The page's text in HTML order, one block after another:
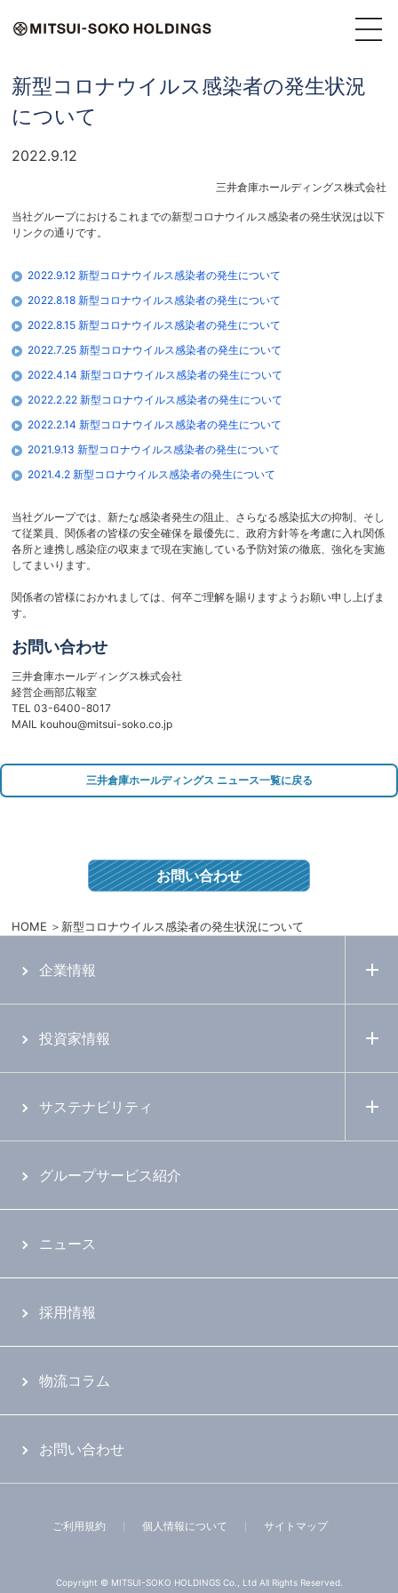
新型コロナウイルス感染者の発生状況
について
2022.9.12
三井倉庫ホールディングス株式会社
当社グループにおけるこれまでの新型コロナウイルス感染者の発生状況は以下
リンクの通りです。
2022.9.12 新型コロナウイルス感染者の発生について
2022.8.18 新型コロナウイルス感染者の発生について
2022.8.15 新型コロナウイルス感染者の発生について
2022.7.25 新型コロナウイルス感染者の発生について
2022.4.14 新型コロナウイルス感染者の発生について
2022.2.22 新型コロナウイルス感染者の発生について
2022.2.14 新型コロナウイルス感染者の発生について
2021.9.13 新型コロナウイルス感染者の発生について
2021.4.2 新型コロナウイルス感染者の発生について
当社グループでは、新たな感染者発生の阻止、さらなる感染拡大の抑制、そし
て従業員、関係者の皆様の安全確保を最優先に、政府方針等を考慮に入れ関係
各所と連携し感染症の収束まで現在実施している予防対策の徹底、強化を実施
してまいります。
関係者の皆様におかれましては、何卒ご理解を賜りますようお願い申し上げま
す。
お問い合わせ
三井倉庫ホールディングス株式会社
経営企画部広報室
TEL 03-6400-8017
MAIL kouhou@mitsui-soko.co.jp
三井倉庫ホールディングス ニュース一覧に戻る
お問い合わせ
HOME 新型コロナウイルス感染者の発生状況について
企業情報
投資家情報
サステナビリティ
グループサービス紹介
ニュース
採用情報
物流コラム
お問い合わせ
ご利用規約 個人情報について サイトマップ
Copyright © MITSUI-SOKO HOLDINGS Co., Ltd All Rights Reserved.